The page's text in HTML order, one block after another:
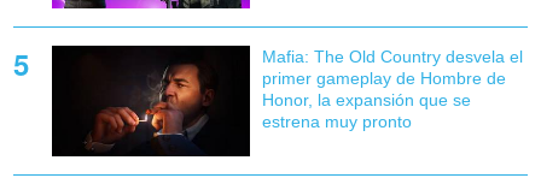
Mafia: The Old Country desvela el
primer gameplay de Hombre de
Honor, la expansión que se
estrena muy pronto